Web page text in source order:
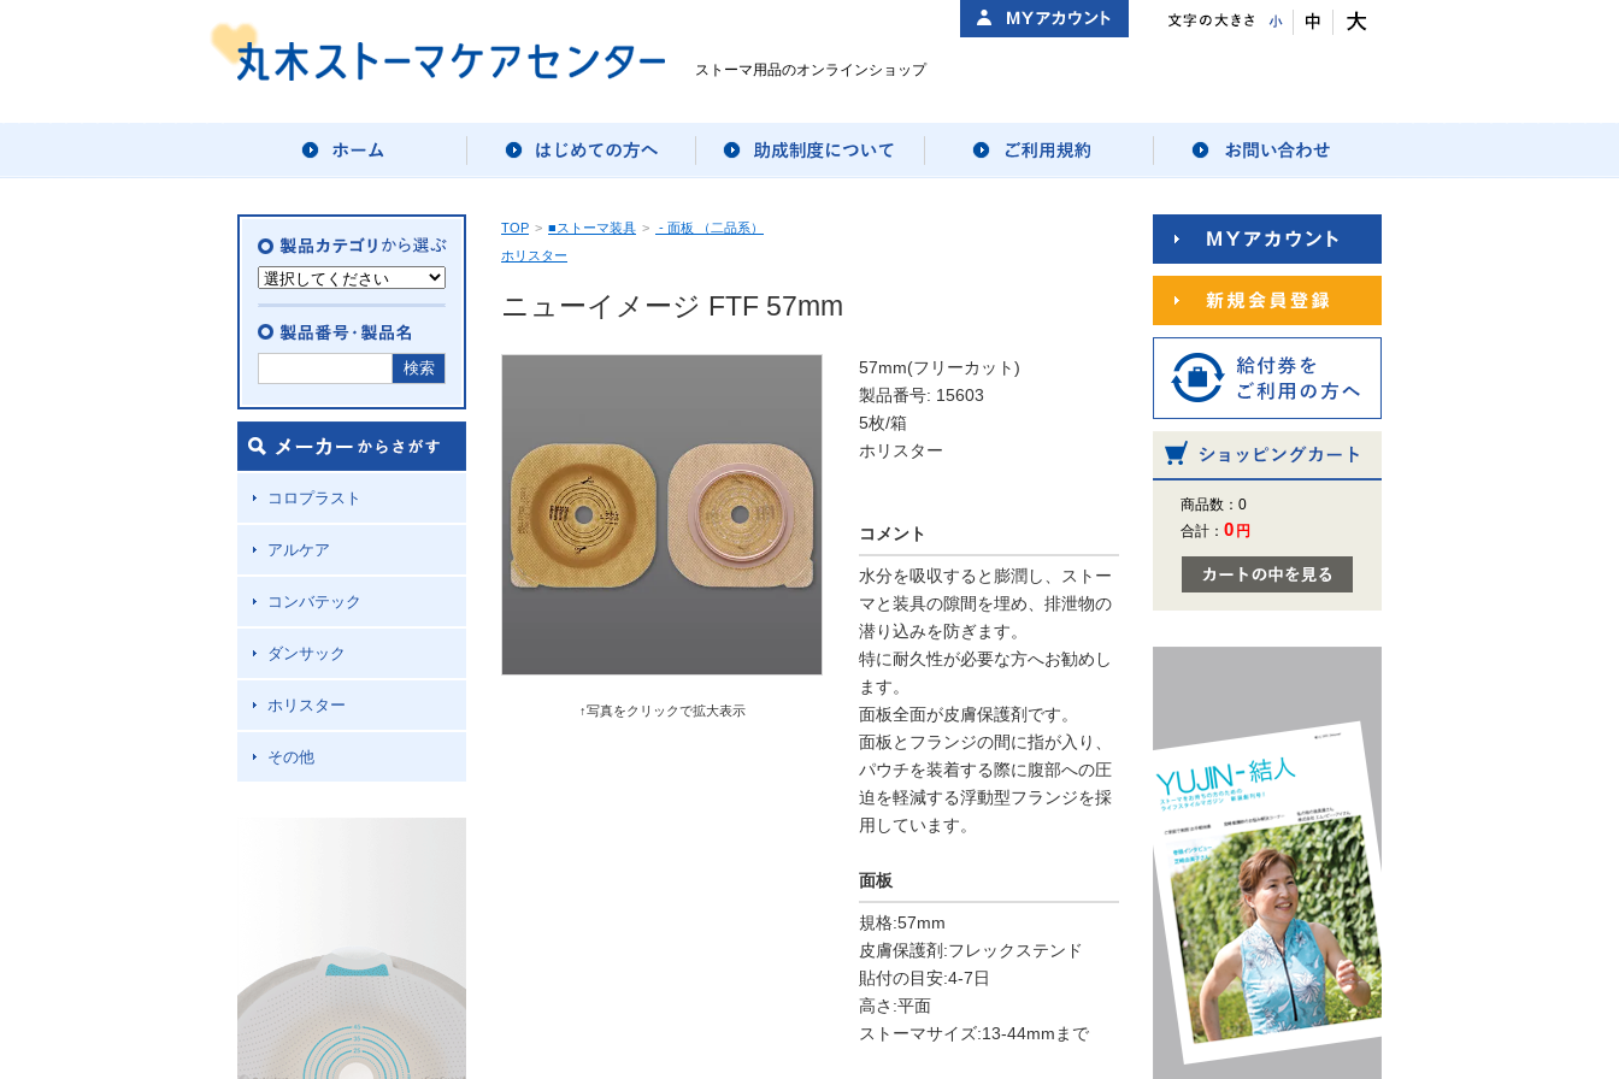
ストーマ用品のオンラインショップ
コロプラスト
アルケア
コンバテック
ダンサック
ホリスター
その他
TOP > ■ストーマ装具 >
- 面板 （二品系）
ホリスター
ニューイメージ FTF 57mm
↑写真をクリックで拡大表示
57mm(フリーカット)
製品番号: 15603
5枚/箱
ホリスター
コメント
水分を吸収すると膨潤し、ストー
マと装具の隙間を埋め、排泄物の
潜り込みを防ぎます。
特に耐久性が必要な方へお勧めし
ます。
面板全面が皮膚保護剤です。
面板とフランジの間に指が入り、
パウチを装着する際に腹部への圧
迫を軽減する浮動型フランジを採
用しています。
面板
規格:57mm
皮膚保護剤:フレックステンド
貼付の目安:4-7日
高さ:平面
ストーマサイズ:13-44mmまで
商品数：0
合計： 0 円